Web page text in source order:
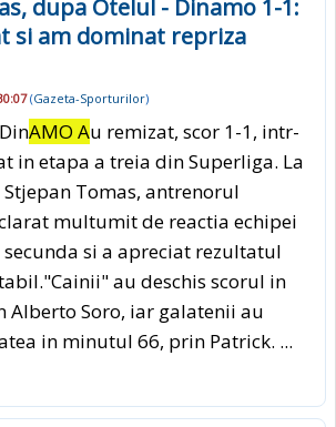
dupa Otelul - Dinamo 1-1:
si am dominat repriza
(Gazeta-Sporturilor)
AMO Au remizat, scor 1-1, intr-
in etapa a treia din Superliga. La
Tomas, antrenorul
multumit de reactia echipei
si a apreciat rezultatul
au deschis scorul in
Alberto Soro, iar galatenii au
in minutul 66, prin Patrick. ...